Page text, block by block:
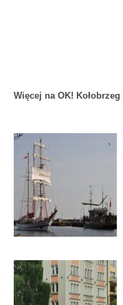
Więcej na OK! Kołobrzeg